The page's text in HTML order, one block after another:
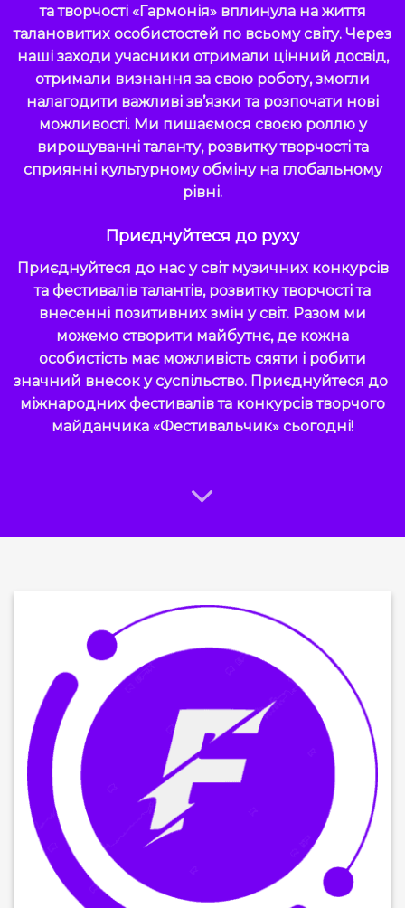
та творчості «Гармонія» вплинула на життя
талановитих особистостей по всьому світу. Через
наші заходи учасники отримали цінний досвід,
отримали визнання за свою роботу, змогли
налагодити важливі зв’язки та розпочати нові
можливості. Ми пишаємося своєю роллю у
вирощуванні таланту, розвитку творчості та
сприянні культурному обміну на глобальному
рівні.
Приєднуйтеся до руху
Приєднуйтеся до нас у світ музичних конкурсів
та фестивалів талантів, розвитку творчості та
внесенні позитивних змін у світ. Разом ми
можемо створити майбутнє, де кожна
особистість має можливість сяяти і робити
значний внесок у суспільство. Приєднуйтеся до
міжнародних фестивалів та конкурсів творчого
майданчика «Фестивальчик» сьогодні!